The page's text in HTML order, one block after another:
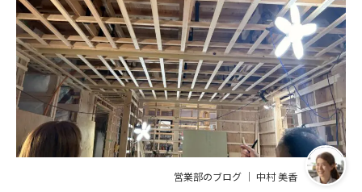
営業部のブログ ｜ 中村 美香